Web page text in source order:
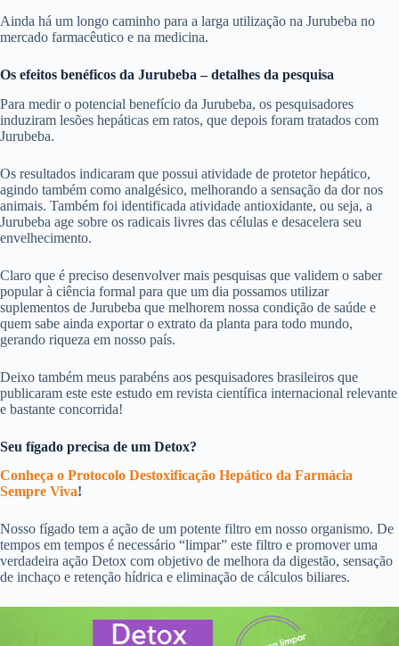
Ainda há um longo caminho para a larga utilização na Jurubeba no
mercado farmacêutico e na medicina.
Os efeitos benéficos da Jurubeba – detalhes da pesquisa
Para medir o potencial benefício da Jurubeba, os pesquisadores
induziram lesões hepáticas em ratos, que depois foram tratados com
Jurubeba.
Os resultados indicaram que possui atividade de protetor hepático,
agindo também como analgésico, melhorando a sensação da dor nos
animais. Também foi identificada atividade antioxidante, ou seja, a
Jurubeba age sobre os radicais livres das células e desacelera seu
envelhecimento.
Claro que é preciso desenvolver mais pesquisas que validem o saber
popular à ciência formal para que um dia possamos utilizar
suplementos de Jurubeba que melhorem nossa condição de saúde e
quem sabe ainda exportar o extrato da planta para todo mundo,
gerando riqueza em nosso país.
Deixo também meus parabéns aos pesquisadores brasileiros que
publicaram este este estudo em revista científica internacional relevante
e bastante concorrida!
Seu fígado precisa de um Detox?
Conheça o Protocolo Destoxificação Hepático da Farmácia
Sempre Viva!
Nosso fígado tem a ação de um potente filtro em nosso organismo. De
tempos em tempos é necessário “limpar” este filtro e promover uma
verdadeira ação Detox com objetivo de melhora da digestão, sensação
de inchaço e retenção hídrica e eliminação de cálculos biliares.